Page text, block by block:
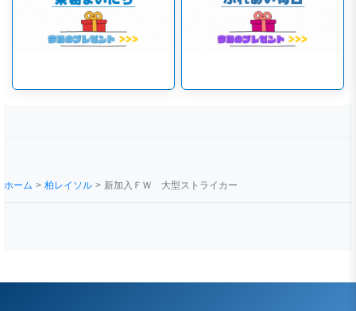
ホーム 柏レイソル 新加入ＦＷ 大型ストライカー